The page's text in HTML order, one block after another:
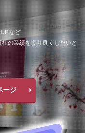
など
の業績をより良くしたいと
ージ